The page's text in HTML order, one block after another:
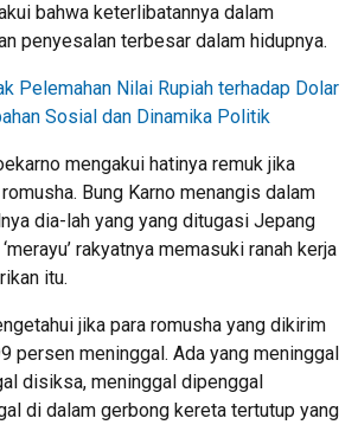
bahwa keterlibatannya dalam
penyesalan terbesar dalam hidupnya.
Pelemahan Nilai Rupiah terhadap Dolar
Sosial dan Dinamika Politik
mengakui hatinya remuk jika
Bung Karno menangis dalam
dia-lah yang yang ditugasi Jepang
rakyatnya memasuki ranah kerja
itu.
jika para romusha yang dikirim
persen meninggal. Ada yang meninggal
disiksa, meninggal dipenggal
di dalam gerbong kereta tertutup yang